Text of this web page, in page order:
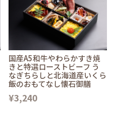
国産A5和牛やわらかすき焼
きと特選ローストビーフ う
なぎちらしと北海道産いくら
飯のおもてなし懐石御膳
¥3,240